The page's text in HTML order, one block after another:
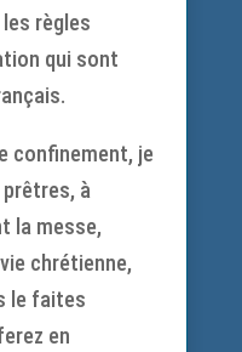
règles
qui sont
confinement, je
à
la messe,
chrétienne,
le faites
en